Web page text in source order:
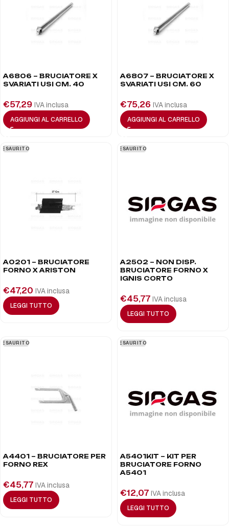
A6806 – BRUCIATORE X
SVARIATI USI CM. 40
€57,29 IVA inclusa
AGGIUNGI AL CARRELLO
A6807 – BRUCIATORE X
SVARIATI USI CM. 60
€75,26 IVA inclusa
AGGIUNGI AL CARRELLO
ESAURITO
A0201 – BRUCIATORE
FORNO X ARISTON
€47,20 IVA inclusa
LEGGI TUTTO
ESAURITO
A2502 – NON DISP.
BRUCIATORE FORNO X
IGNIS CORTO
€45,77 IVA inclusa
LEGGI TUTTO
ESAURITO
A4401 – BRUCIATORE PER
FORNO REX
€45,77 IVA inclusa
LEGGI TUTTO
ESAURITO
A5401KIT – KIT PER
BRUCIATORE FORNO
A5401
€12,07 IVA inclusa
LEGGI TUTTO